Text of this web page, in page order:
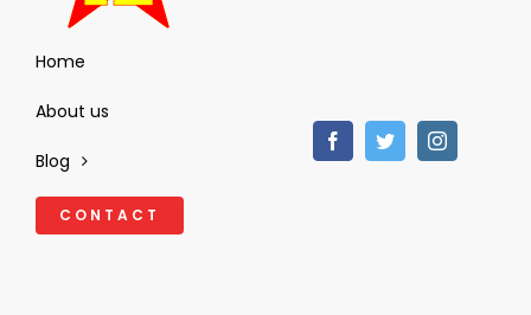
Home
About us
Blog
CONTACT